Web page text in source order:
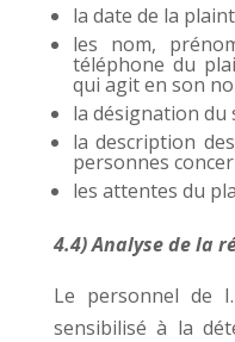
la date de la
les nom,
téléphone du
qui agit en son
la désignation du
la description
personnes
les attentes du
4.4) Analyse de la
Le personnel de
sensibilisé à la